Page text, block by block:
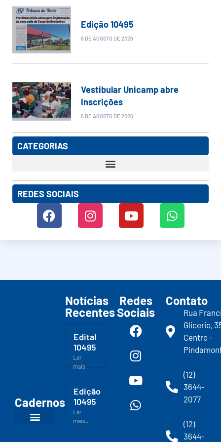
Edição 10495
6 DE AGOSTO DE 2026
Vestibular Unicamp abre
inscrições
6 DE AGOSTO DE 2026
CATEGORIAS
REDES SOCIAIS
Cadernos
Notícias
Recentes
Edital
10495
Ler
mais...
Edição
10495
Ler
mais...
Redes
Sociais
Contato
Rua
Glicerio,
Centro -
(12)
3644-
2077
(12)
3644-